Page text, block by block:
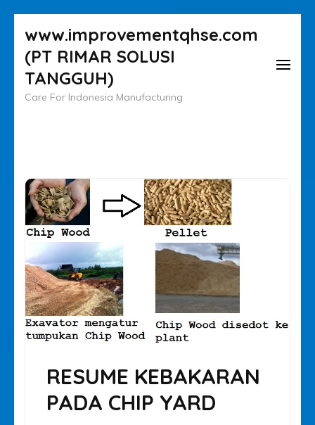
ke
konten
(Tekan
Enter)
www.improvementqhse.com
(PT RIMAR SOLUSI
TANGGUH)
Care For Indonesia Manufacturing
RESUME KEBAKARAN
PADA CHIP YARD